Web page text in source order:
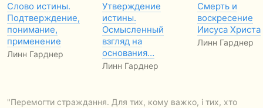
Слово истины.
Подтверждение,
понимание,
применение
Линн Гарднер
Утверждение
истины.
Осмысленный
взгляд на
основания…
Линн Гарднер
Смерть и
воскресение
Иисуса Христа
Линн Гарднер
"Перемогти страждання. Для тих, кому важко, і тих, хто